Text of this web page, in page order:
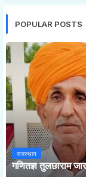
POPULAR POSTS
राजस्थान
गणितज्ञ तुलछाराम